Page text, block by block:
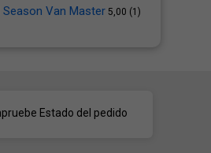
Season Van Master 5,00 (1)
Estado del pedido